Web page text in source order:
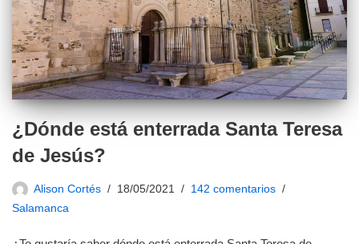
¿Dónde está enterrada Santa Teresa
de Jesús?
Alison Cortés 18/05/2021
142 comentarios
Salamanca